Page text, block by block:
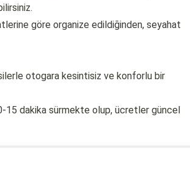
göre organize edildiğinden, seyahat
otogara kesintisiz ve konforlu bir
15 dakika sürmekte olup, ücretler güncel